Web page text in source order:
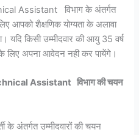
Assistant विभाग के अंतर्गत
आपको शैक्षणिक योग्यता के अलावा
यदि किसी उम्मीदवार की आयु 35 वर्ष
लिए अपना आवेदन नही कर पायेंगे।
Assistant विभाग की चयन
के अंतर्गत उम्मीदवारों की चयन